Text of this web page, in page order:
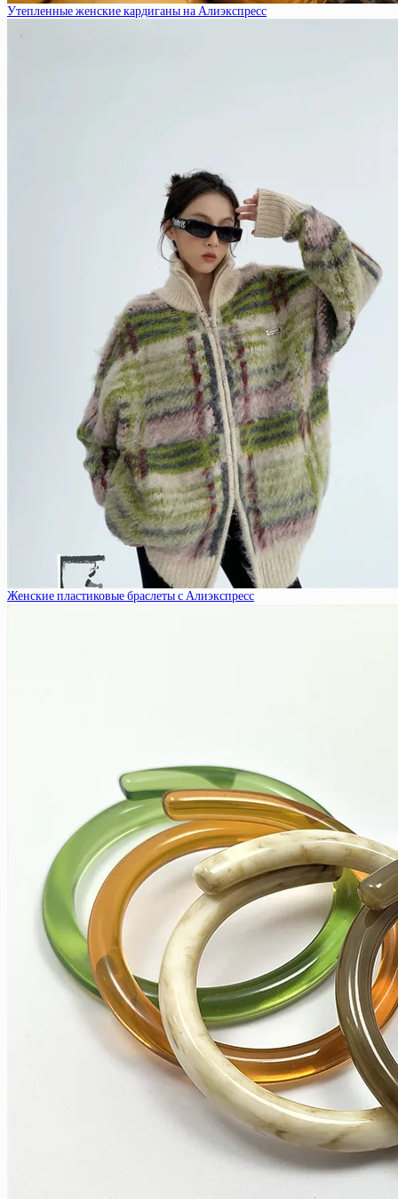
Утепленные женские кардиганы на Алиэкспресс
Женские пластиковые браслеты с Алиэкспресс